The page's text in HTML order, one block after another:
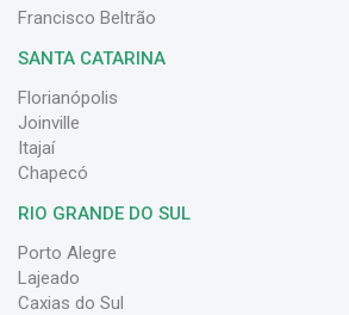
Francisco Beltrão
SANTA CATARINA
Florianópolis
Joinville
Itajaí
Chapecó
RIO GRANDE DO SUL
Porto Alegre
Lajeado
Caxias do Sul